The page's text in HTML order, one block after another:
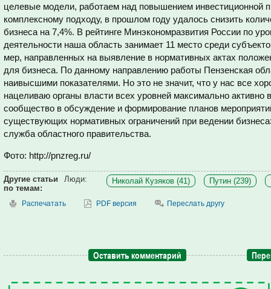
целевые модели, работаем над повышением инвестиционной
комплексному подходу, в прошлом году удалось снизить
бизнеса на 7,4%. В рейтинге Минэкономразвития России по
деятельности наша область занимает 11 место среди
мер, направленных на выявление в нормативных актах
для бизнеса. По данному направлению работы Пензенская
наивысшими показателями. Но это не значит, что у нас все
нацеливаю органы власти всех уровней максимально активно
сообщество в обсуждение и формирование планов
существующих нормативных ограничений при ведении
служба областного правительства.
Фото: http://pnzreg.ru/
Другие статьи
по темам:
Люди: Николай Кузяков (41) Путин (239)
Распечатать PDF версия Переслать другу
Оставить комментарий